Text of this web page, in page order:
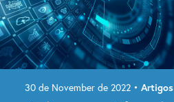
30 de November de 2022 • Artigos